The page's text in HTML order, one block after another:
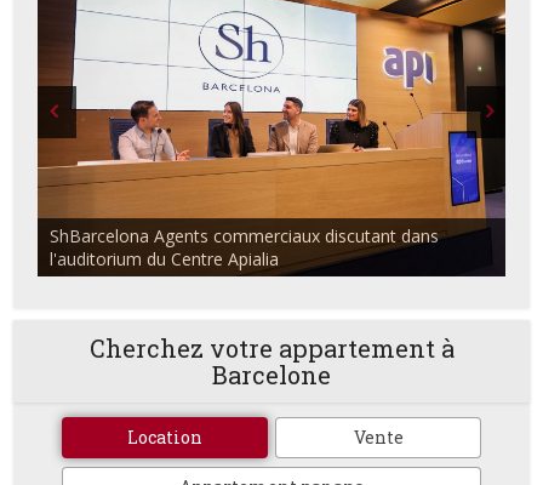
ShBarcelona Agents commerciaux discutant dans
l'auditorium du Centre Apialia
Cherchez votre appartement à
Barcelone
Location Vente